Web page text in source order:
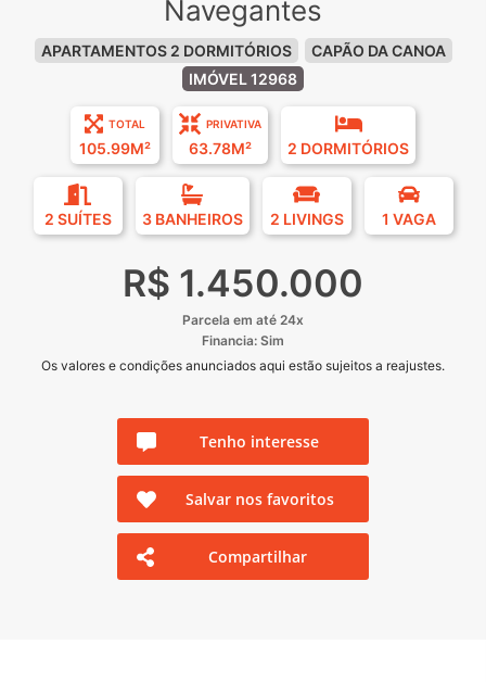
Navegantes
APARTAMENTOS 2 DORMITÓRIOS
CAPÃO DA CANOA
IMÓVEL 12968
TOTAL
105.99M²
PRIVATIVA
63.78M² 2 DORMITÓRIOS
2 SUÍTES 3 BANHEIROS 2 LIVINGS 1 VAGA
R$ 1.450.000
Parcela em até 24x
Financia: Sim
Os valores e condições anunciados aqui estão sujeitos a reajustes.
Tenho interesse
Salvar nos favoritos
Compartilhar